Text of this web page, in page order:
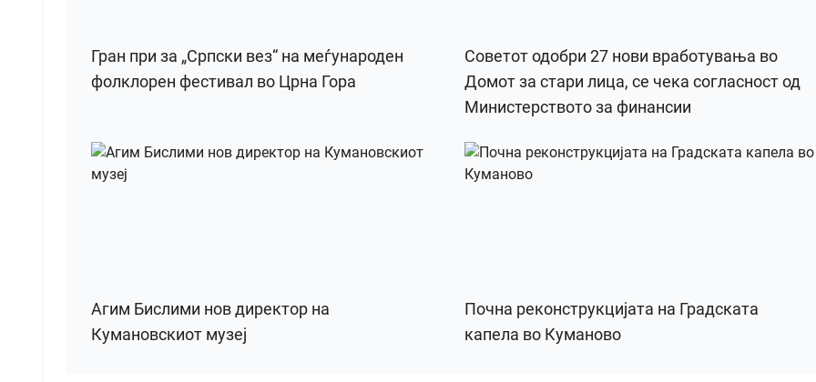
Гран при за „Српски вез“ на меѓународен
фолклорен фестивал во Црна Гора
Советот одобри 27 нови вработувања во
Домот за стари лица, се чека согласност од
Министерството за финансии
Агим Бислими нов директор на
Кумановскиот музеј
Почна реконструкцијата на Градската
капела во Куманово